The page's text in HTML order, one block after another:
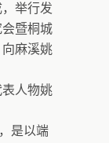
举行发
暨桐城
麻溪姚
人物姚
是以端